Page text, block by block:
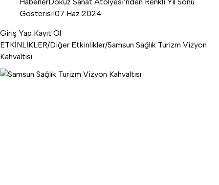
Gösterisi!07 Haz 2024
Giriş Yap Kayıt Ol
ETKİNLİKLER/Diğer Etkinlikler/Samsun Sağlık Turizm Vizyon
Kahvaltısı